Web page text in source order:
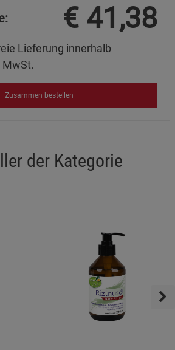
€ 41,38
Lieferung innerhalb
MwSt.
Zusammen bestellen
der Kategorie